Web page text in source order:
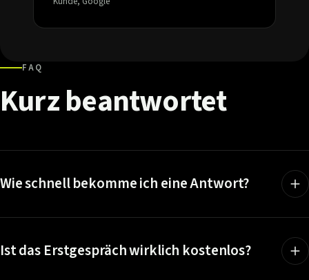
FAQ
Kurzbeantwortet
Wie schnell bekomme ich eine Antwort?
Ist das Erstgespräch wirklich kostenlos?